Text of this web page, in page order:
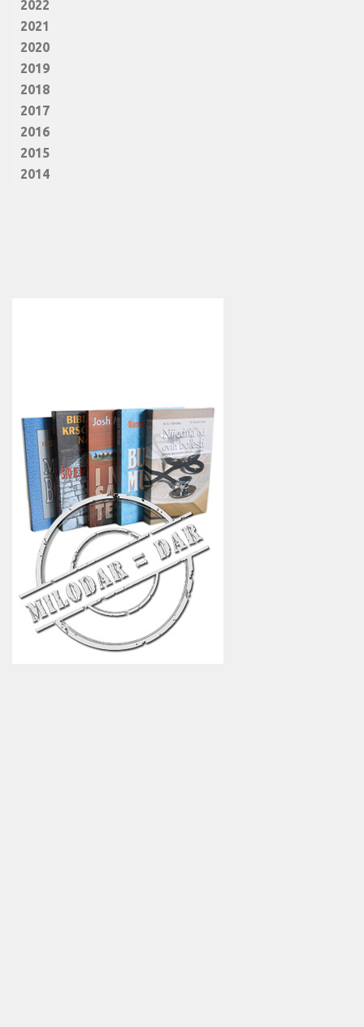
2022
2021
2020
2019
2018
2017
2016
2015
2014